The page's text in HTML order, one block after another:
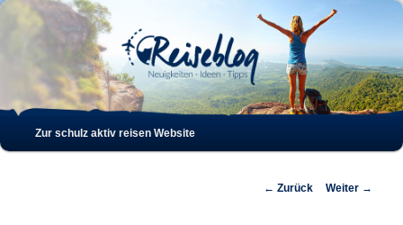
Hauptmenü
Zum
Zum
Zur schulz aktiv reisen Website
Beitrags-
← Zurück Weiter →